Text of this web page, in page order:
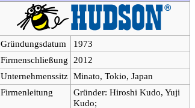
Gründungsdatum
1973
Firmenschließung
2012
Unternehmenssitz Minato, Tokio, Japan
Firmenleitung
Gründer: Hiroshi Kudo, Yuji
Kudo;